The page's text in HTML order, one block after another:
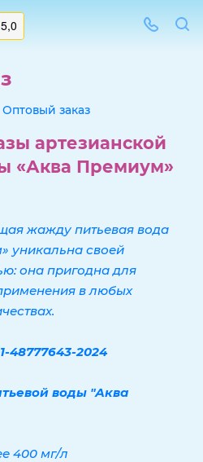
Оптовый заказ
артезианской
«Аква Премиум»
жажду питьевая вода
уникальна своей
она пригодна для
в любых
48777643-2024
воды "Аква
400 мг/л